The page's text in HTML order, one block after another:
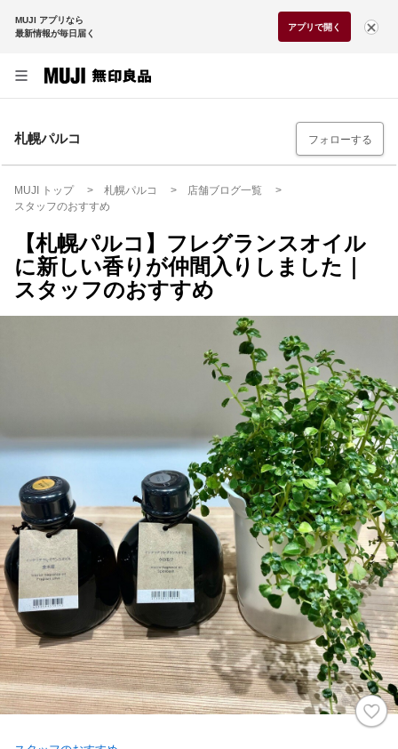
MUJI アプリなら
最新情報が毎日届く
アプリで開く
札幌パルコ フォローする
MUJI トップ 札幌パルコ
店舗ブログ一覧
スタッフのおすすめ
【札幌パルコ】フレグランスオイル
に新しい香りが仲間入りしました｜
スタッフのおすすめ